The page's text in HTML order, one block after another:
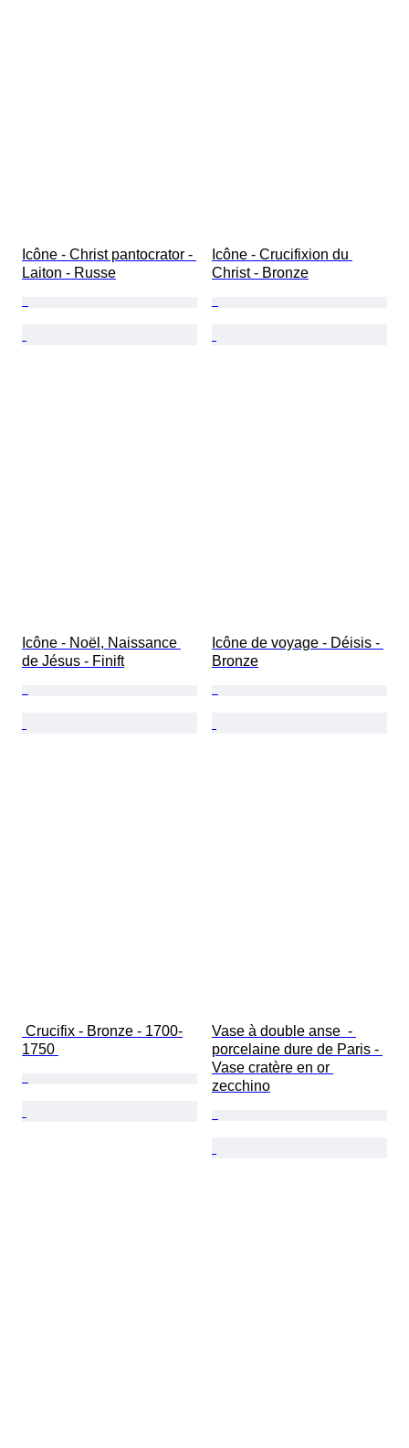
Icône - Christ pantocrator -
Laiton - Russe
Icône - Crucifixion du
Christ - Bronze
Icône - Noël, Naissance
de Jésus - Finift
Icône de voyage - Déisis -
Bronze
1750
Vase à double anse  -
porcelaine dure de Paris -
Vase cratère en or
zecchino